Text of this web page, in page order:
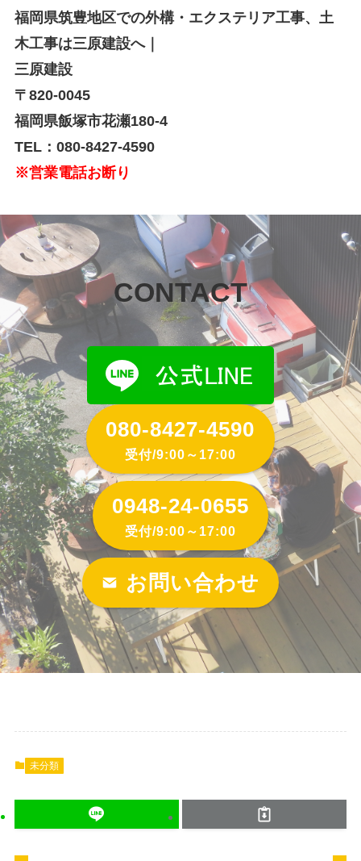
福岡県筑豊地区での外構・エクステリア工事、土
木工事は三原建設へ｜
三原建設
〒820-0045
福岡県飯塚市花瀬180-4
TEL：080-8427-4590
※営業電話お断り
CONTACT
080-8427-4590
受付/9:00～17:00
0948-24-0655
受付/9:00～17:00
お問い合わせ
未分類